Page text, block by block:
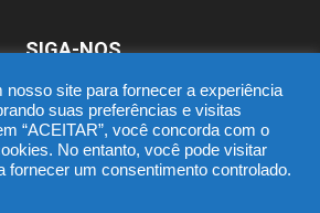
SIGA-NOS
site para fornecer a experiência
suas preferências e visitas
“ACEITAR”, você concorda com o
No entanto, você pode visitar
fornecer um consentimento controlado.